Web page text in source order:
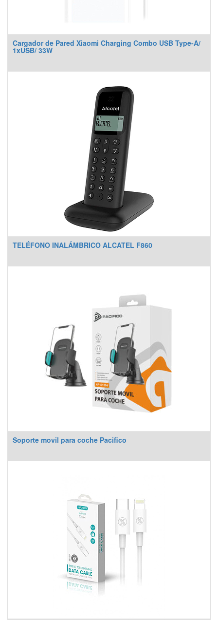
Cargador de Pared Xiaomi Charging Combo USB Type-A/
1xUSB/ 33W
TELÉFONO INALÁMBRICO ALCATEL F860
Soporte movil para coche Pacifico